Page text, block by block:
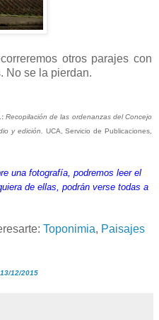
otros parajes con
No se la pierdan.
Recopilación de las ordenanzas del Concejo
y edición. UCA, Servicio de Publicaciones,
una fotografía, podremos leer el
de ellas, podrán verse todas a
Toponimia, Paisajes
12/2015